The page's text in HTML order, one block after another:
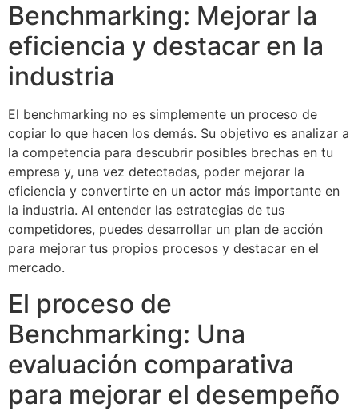
Benchmarking: Mejorar la
eficiencia y destacar en la
industria
El benchmarking no es simplemente un proceso de
copiar lo que hacen los demás. Su objetivo es analizar a
la competencia para descubrir posibles brechas en tu
empresa y, una vez detectadas, poder mejorar la
eficiencia y convertirte en un actor más importante en
la industria. Al entender las estrategias de tus
competidores, puedes desarrollar un plan de acción
para mejorar tus propios procesos y destacar en el
mercado.
El proceso de
Benchmarking: Una
evaluación comparativa
para mejorar el desempeño